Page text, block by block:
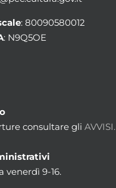
: 80090580012
: N9Q5OE
consultare gli AVVISI.
venerdì 9-16.